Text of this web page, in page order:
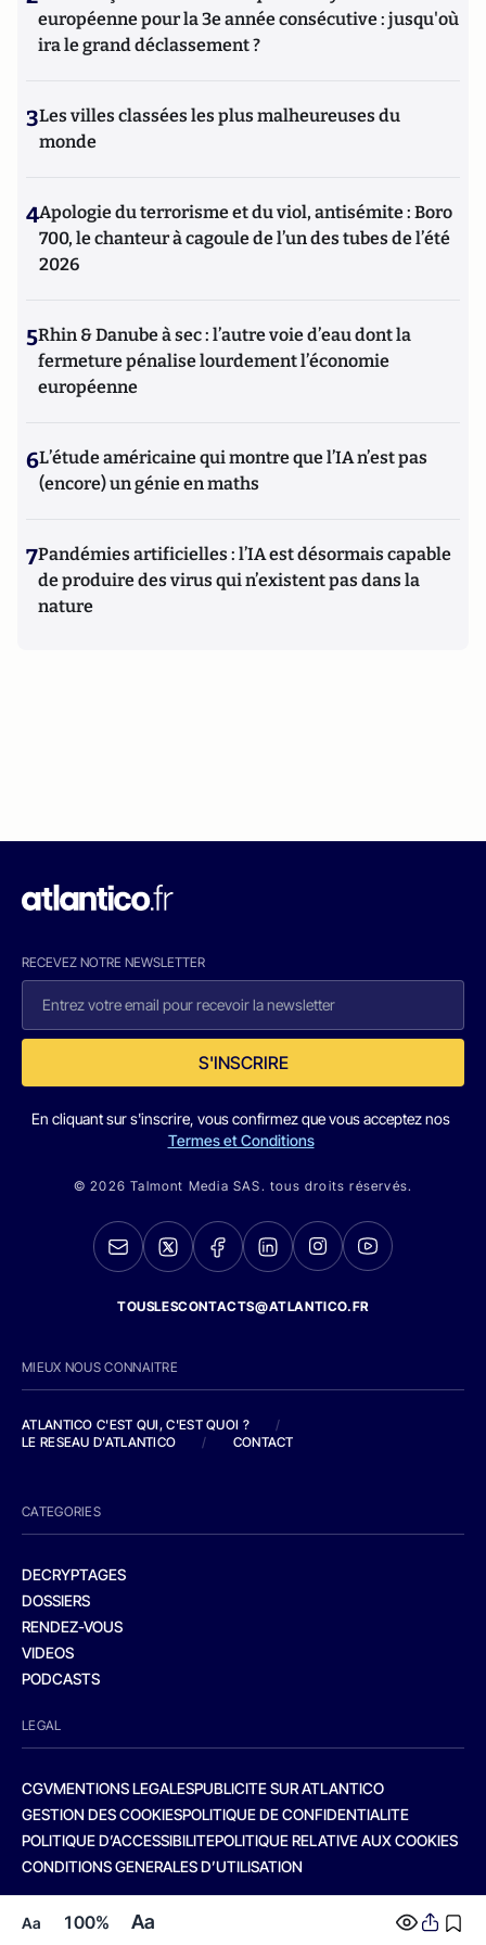
Aa 100% Aa
européenne pour la 3e année consécutive : jusqu'où
ira le grand déclassement ?
3Les villes classées les plus malheureuses du
monde
4Apologie du terrorisme et du viol, antisémite : Boro
700, le chanteur à cagoule de l’un des tubes de l’été
2026
5Rhin & Danube à sec : l’autre voie d’eau dont la
fermeture pénalise lourdement l’économie
européenne
6L’étude américaine qui montre que l’IA n’est pas
(encore) un génie en maths
7Pandémies artificielles : l’IA est désormais capable
de produire des virus qui n’existent pas dans la
nature
RECEVEZ NOTRE NEWSLETTER
S'INSCRIRE
En cliquant sur s'inscrire, vous confirmez que vous acceptez nos
Termes et Conditions
© 2026 Talmont Media SAS. tous droits réservés.
TOUSLESCONTACTS@ATLANTICO.FR
MIEUX NOUS CONNAITRE
ATLANTICO C'EST QUI, C'EST QUOI ?
/
LE RESEAU D'ATLANTICO
/ CONTACT
CATEGORIES
DECRYPTAGES
DOSSIERS
RENDEZ-VOUS
VIDEOS
PODCASTS
LEGAL
CGVMENTIONS LEGALESPUBLICITE SUR ATLANTICO
GESTION DES COOKIESPOLITIQUE DE CONFIDENTIALITE
POLITIQUE D’ACCESSIBILITEPOLITIQUE RELATIVE AUX COOKIES
CONDITIONS GENERALES D’UTILISATION